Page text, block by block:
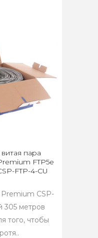
пара
FTP5e
FTP-4-CU
CSP-
305 метров
того, чтобы